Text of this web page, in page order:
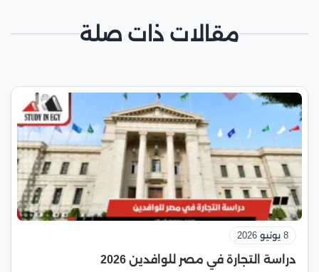
مقالات ذات صلة
8 يونيو 2026
دراسة التجارة في مصر للوافدين 2026